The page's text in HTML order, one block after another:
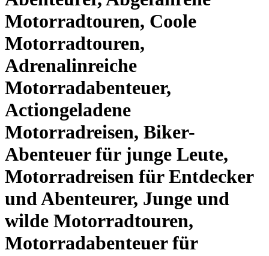
Motorradtouren, Coole
Motorradtouren,
Adrenalinreiche
Motorradabenteuer,
Actiongeladene
Motorradreisen, Biker-
Abenteuer für junge Leute,
Motorradreisen für Entdecker
und Abenteurer, Junge und
wilde Motorradtouren,
Motorradabenteuer für